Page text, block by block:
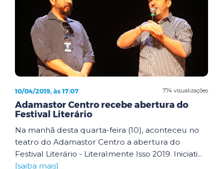
774 visualizações
10/04/2019, às 17:07
Adamastor Centro recebe abertura do
Festival Literário
Na manhã desta quarta-feira (10), aconteceu no
teatro do Adamastor Centro a abertura do
Festival Literário - Literalmente Isso 2019. Iniciati...
[saiba mais]